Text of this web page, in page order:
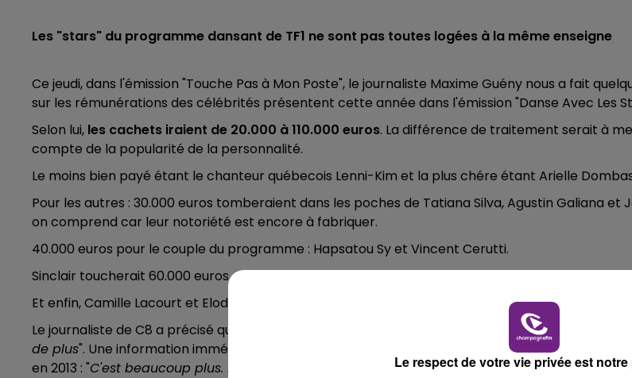
LE CLUB CHAMPAGNE FM
19h00 - 19h15
LA POP MACHINE -
Les "stars" du programme dansant de TF1 ne sont pas toutes logées à la même enseigne
Ce jeudi, dans l'émission "Touche Pas à Mon Poste", le journaliste Maxime Guény nous a fait
sur les rémunérations des célébrités présentent cette année dans l'émission "Danse Avec Les
Selon lui, les cachets iraient de 20.000 à 110.000 euros. La différence de traitement serait à
compte de la popularité de la personnalité.
Le moins bien payé étant le chanteur québecois Lenni-Kim et la plus chére étant Arielle
Pour les autres : 30.000 euros tomberaient dans les poches de Tatiana Silva, Agustin Galiana et
on comprend car leur notoriété est encore à fabriquer.
40.000 euros pour le couple du programme : Hapsatou Sy et Vincent Cerutti.
Sinclair toucherait 60.000 euros
Et enfin, Camille Lacourt et Elodie Gossuin sont payés 80.000 euros.
Le journaliste de C8 a précisé qu'à "
chaque fois qu'ils font un prime supplémentaire, ils gagnent
de plus". Une information immédiatement corrigée par l'humoriste Titoff qui était dans le
en 2013 : "C'est beaucoup plus. Moi c'était 10 fois plus Le respect de votre vie privée est